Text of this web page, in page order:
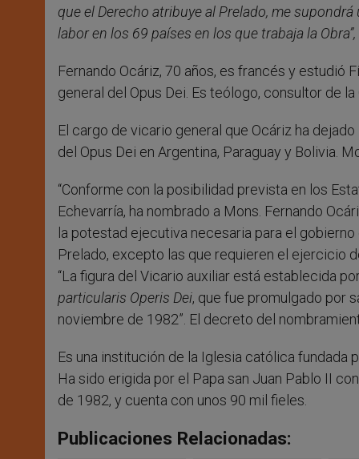
que el Derecho atribuye al Prelado, me
labor en los 69 países en los que trabaja la Obra”,
Fernando Ocáriz, 70 años, es francés y estudió
general del Opus Dei. Es teólogo, consultor de
El cargo de vicario general que Ocáriz ha
del Opus Dei en Argentina, Paraguay y Bolivia.
“Conforme con la posibilidad prevista en los
Echevarría, ha nombrado a Mons. Fernando
la potestad ejecutiva necesaria para el
Prelado, excepto las que requieren el ejercicio
“La figura del Vicario auxiliar está establecida
particularis Operis Dei, que fue promulgado por
noviembre de 1982”. El decreto del
Es una institución de la Iglesia católica fundada
Ha sido erigida por el Papa san Juan Pablo II
de 1982, y cuenta con unos 90 mil fieles.
Publicaciones Relacionadas: